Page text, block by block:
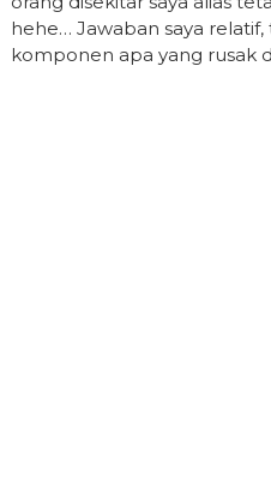
hehe… Jawaban saya
komponen apa yang rusak